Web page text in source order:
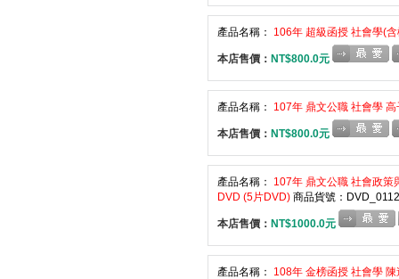
產品名稱： 106年 超級函授 社會學(
本店售價： NT$800.0元
產品名稱： 107年 鼎文公職 社會學
本店售價： NT$800.0元
產品名稱：
107年 鼎文公職 社會政策
DVD (5片DVD) 商品貨號：
本店售價： NT$1000.0元
產品名稱： 108年 金榜函授 社會學